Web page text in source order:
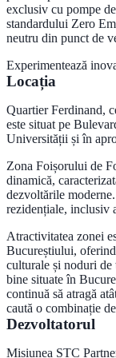
exclusiv cu pompe
standardului Zero
neutru din punct de
Experimentează
Locația
Quartier Ferdinand,
este situat pe
Universității și în
Zona Foișorului de
dinamică,
dezvoltările
rezidențiale, inclusiv
Atractivitatea zonei
Bucureștiului,
culturale și noduri de
bine situate în
continuă să atragă
caută o combinație
Dezvoltatorul
Misiunea STC